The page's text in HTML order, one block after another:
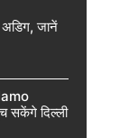
जानें
सकेंगे दिल्ली